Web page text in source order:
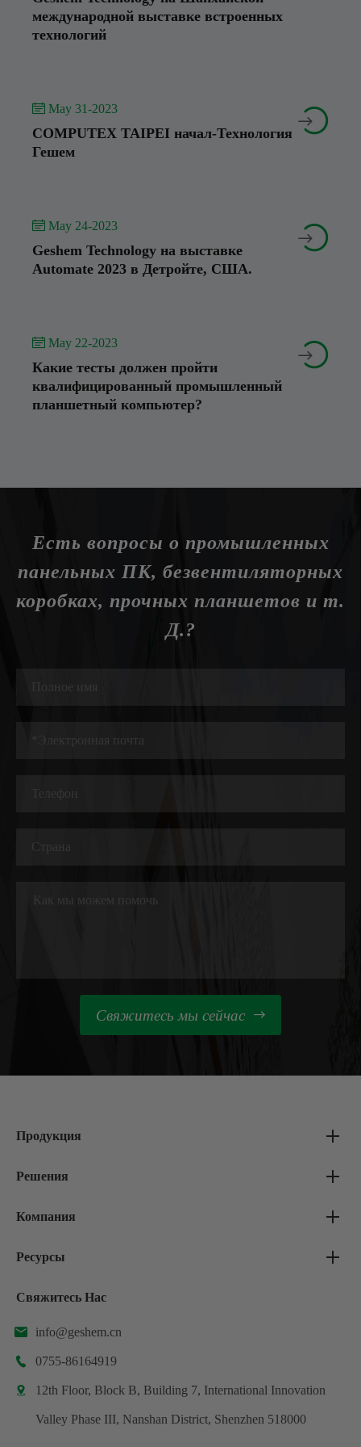
международной выставке встроенных
технологий
 May 31-2023
COMPUTEX TAIPEI начал-Технология
Гешем


 May 24-2023
Geshem Technology на выставке
Automate 2023 в Детройте, США.


 May 22-2023
Какие тесты должен пройти
квалифицированный промышленный
планшетный компьютер?


Есть вопросы о промышленных
панельных ПК, безвентиляторных
коробках, прочных планшетов и т.
Д.?
Свяжитесь мы сейчас 
Продукция
Решения
Компания
Ресурсы
Свяжитесь Нас
 info@geshem.cn
 0755-86164919
 12th Floor, Block B, Building 7, International Innovation
Valley Phase III, Nanshan District, Shenzhen 518000